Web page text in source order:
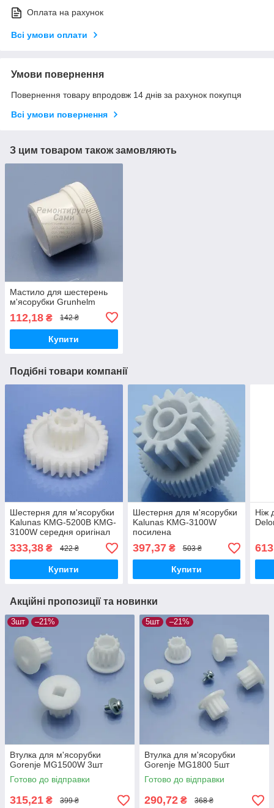
Оплата на рахунок
Всі умови оплати
Умови повернення
Повернення товару впродовж 14 днів за рахунок покупця
Всі умови повернення
З цим товаром також замовляють
Мастило для шестерень
м'ясорубки Grunhelm
112,18 ₴ 142 ₴
Купити
Подібні товари компанії
Шестерня для м'ясорубки
Kalunas KMG-5200B KMG-
3100W середня оригінал
харчовий пластик
333,38 ₴ 422 ₴
Купити
Шестерня для м'ясорубки
Kalunas KMG-3100W
посилена
397,37₴ 503 ₴
Купити
Ніж
Акційні пропозиції та новинки
3шт –21%
Втулка для м'ясорубки
Gorenje MG1500W 3шт
Готово до відправки
315,21 ₴ 399 ₴
5шт –21%
Втулка для м'ясорубки
Gorenje MG1800 5шт
Готово до відправки
290,72 ₴ 368 ₴